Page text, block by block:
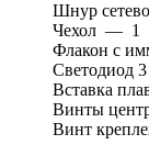
Шнур
Чехол — 1
Флакон с
Вставка
Винты
Винт